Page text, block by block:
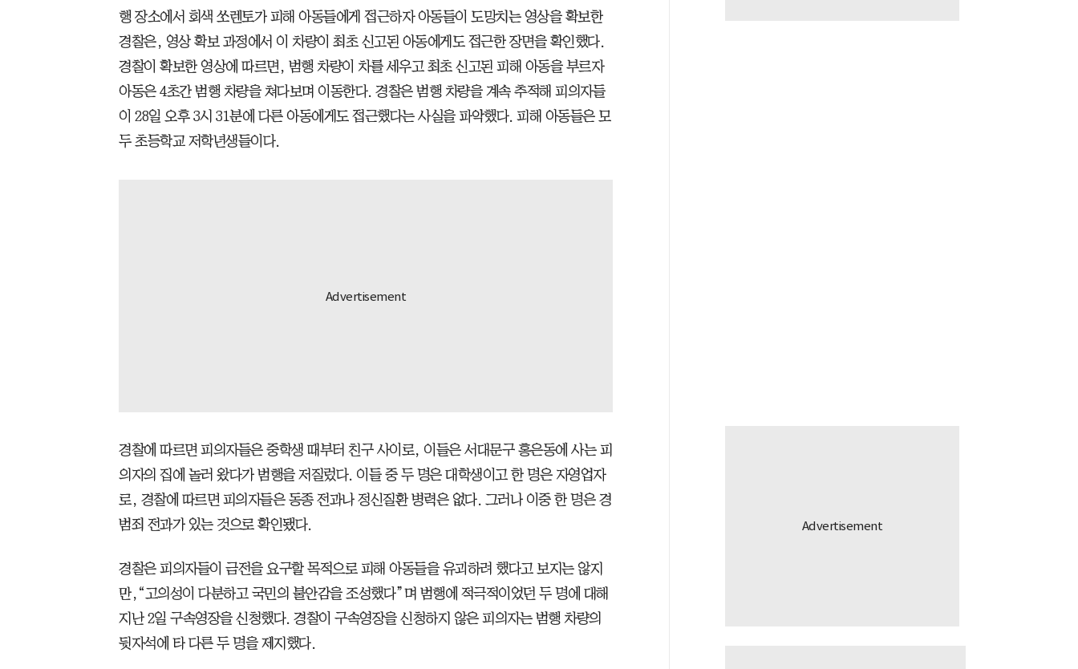
행 장소에서 회색 쏘렌토가 피해 아동들에게 접근하자 아동들이 도망치는 영상을 확보한
경찰은, 영상 확보 과정에서 이 차량이 최초 신고된 아동에게도 접근한 장면을 확인했다.
경찰이 확보한 영상에 따르면, 범행 차량이 차를 세우고 최초 신고된 피해 아동을 부르자
아동은 4초간 범행 차량을 쳐다보며 이동한다. 경찰은 범행 차량을 계속 추적해 피의자들
이 28일 오후 3시 31분에 다른 아동에게도 접근했다는 사실을 파악했다. 피해 아동들은 모
두 초등학교 저학년생들이다.
경찰에 따르면 피의자들은 중학생 때부터 친구 사이로, 이들은 서대문구 홍은동에 사는 피
의자의 집에 놀러 왔다가 범행을 저질렀다. 이들 중 두 명은 대학생이고 한 명은 자영업자
로, 경찰에 따르면 피의자들은 동종 전과나 정신질환 병력은 없다. 그러나 이중 한 명은 경
범죄 전과가 있는 것으로 확인됐다.
경찰은 피의자들이 금전을 요구할 목적으로 피해 아동들을 유괴하려 했다고 보지는 않지
만,“고의성이 다분하고 국민의 불안감을 조성했다”며 범행에 적극적이었던 두 명에 대해
지난 2일 구속영장을 신청했다. 경찰이 구속영장을 신청하지 않은 피의자는 범행 차량의
뒷자석에 타 다른 두 명을 제지했다.